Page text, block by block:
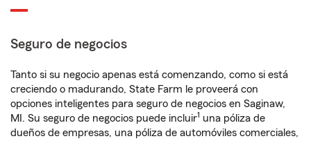
Seguro de negocios
Tanto si su negocio apenas está comenzando, como si está
creciendo o madurando, State Farm le proveerá con
opciones inteligentes para seguro de negocios en Saginaw,
MI. Su seguro de negocios puede incluir1 una póliza de
dueños de empresas, una póliza de automóviles comerciales,